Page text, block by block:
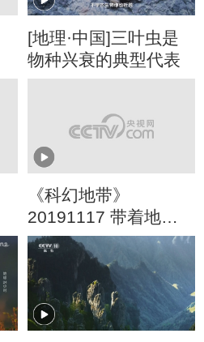
[地理·中国]三叶虫是
物种兴衰的典型代表
《科幻地带》
20191117 带着地球
去流浪